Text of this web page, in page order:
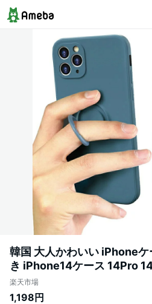
韓国 大人かわいい iPhoneケ
き iPhone14ケース 14Pro
14Plus iPhone13ケース
13mini iPhone12 12Pro
楽天市場
1,198円